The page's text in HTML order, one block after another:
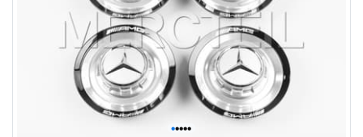
•••••